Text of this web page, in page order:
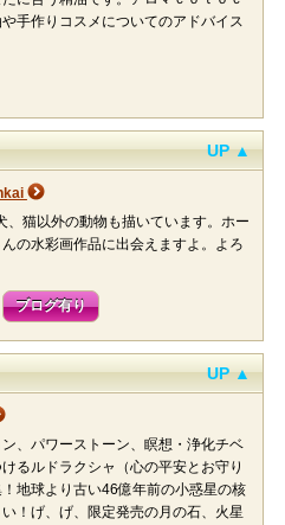
手作りコスメについてのアドバイス
UP ▲
猫以外の動物も描いています。ホー
の水彩画作品に出会えますよ。よろ
ブログ有り
UP ▲
、パワーストーン、瞑想・浄化チベ
るルドラクシャ（心の平安とお守り
地球より古い46億年前の小惑星の核
！げ、げ、限定発売の月の石、火星